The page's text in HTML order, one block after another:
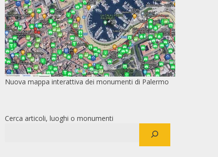
Nuova mappa interattiva dei monumenti di Palermo
Cerca articoli, luoghi o monumenti